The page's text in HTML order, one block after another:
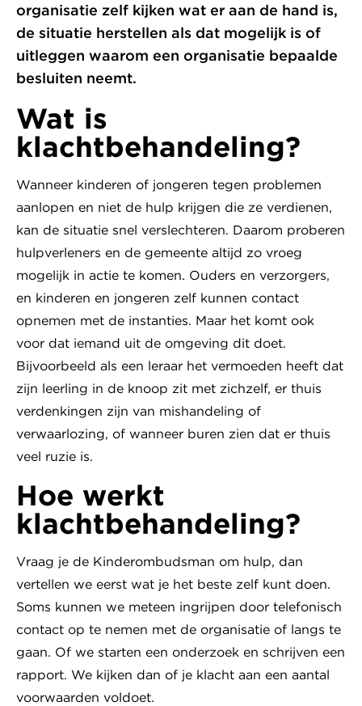
organisatie zelf kijken wat er aan de hand is,
de situatie herstellen als dat mogelijk is of
uitleggen waarom een organisatie bepaalde
besluiten neemt.
Wat is
klachtbehandeling?
Wanneer kinderen of jongeren tegen problemen
aanlopen en niet de hulp krijgen die ze verdienen,
kan de situatie snel verslechteren. Daarom proberen
hulpverleners en de gemeente altijd zo vroeg
mogelijk in actie te komen. Ouders en verzorgers,
en kinderen en jongeren zelf kunnen contact
opnemen met de instanties. Maar het komt ook
voor dat iemand uit de omgeving dit doet.
Bijvoorbeeld als een leraar het vermoeden heeft dat
zijn leerling in de knoop zit met zichzelf, er thuis
verdenkingen zijn van mishandeling of
verwaarlozing, of wanneer buren zien dat er thuis
veel ruzie is.
Hoe werkt
klachtbehandeling?
Vraag je de Kinderombudsman om hulp, dan
vertellen we eerst wat je het beste zelf kunt doen.
Soms kunnen we meteen ingrijpen door telefonisch
contact op te nemen met de organisatie of langs te
gaan. Of we starten een onderzoek en schrijven een
rapport. We kijken dan of je klacht aan een aantal
voorwaarden voldoet.